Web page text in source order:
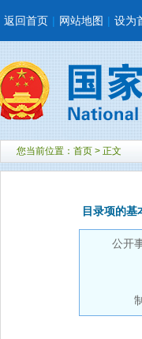
返回首页 | 网站地图 | 设为
您当前位置： 首页 > 正文
目录项的基
公开